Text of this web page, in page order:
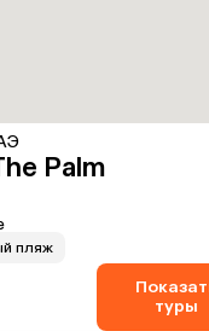
Palm
пляж
туры